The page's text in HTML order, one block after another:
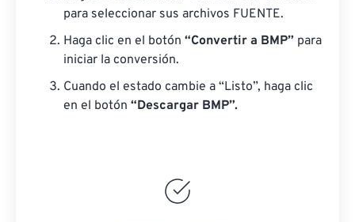
para seleccionar sus archivos FUENTE.
Haga clic en el botón “Convertir a BMP” para
iniciar la conversión.
Cuando el estado cambie a “Listo”, haga clic
en el botón “Descargar BMP”.